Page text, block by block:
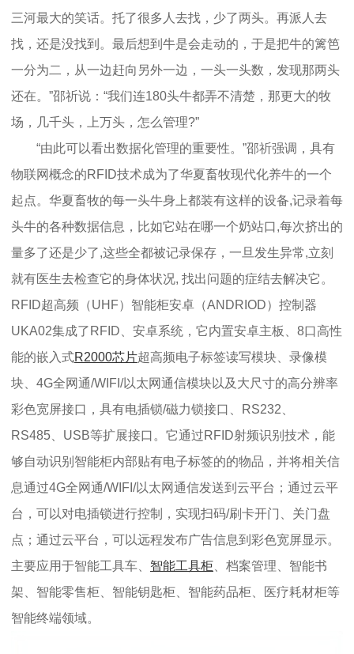
三河最大的笑话。托了很多人去找，少了两头。再派人去
找，还是没找到。最后想到牛是会走动的，于是把牛的篱笆
一分为二，从一边赶向另外一边，一头一头数，发现那两头
还在。”邵祈说：“我们连180头牛都弄不清楚，那更大的牧
场，几千头，上万头，怎么管理?”
“由此可以看出数据化管理的重要性。”邵祈强调，具有
物联网概念的RFID技术成为了华夏畜牧现代化养牛的一个
起点。华夏畜牧的每一头牛身上都装有这样的设备,记录着每
头牛的各种数据信息，比如它站在哪一个奶站口,每次挤出的
量多了还是少了,这些全都被记录保存，一旦发生异常,立刻
就有医生去检查它的身体状况, 找出问题的症结去解决它。
RFID超高频（UHF）智能柜安卓（ANDRIOD）控制器
UKA02集成了RFID、安卓系统，它内置安卓主板、8口高性
能的嵌入式R2000芯片超高频电子标签读写模块、录像模
块、4G全网通/WIFI/以太网通信模块以及大尺寸的高分辨率
彩色宽屏接口，具有电插锁/磁力锁接口、RS232、
RS485、USB等扩展接口。它通过RFID射频识别技术，能
够自动识别智能柜内部贴有电子标签的的物品，并将相关信
息通过4G全网通/WIFI/以太网通信发送到云平台；通过云平
台，可以对电插锁进行控制，实现扫码/刷卡开门、关门盘
点；通过云平台，可以远程发布广告信息到彩色宽屏显示。
主要应用于智能工具车、 智能工具柜 、档案管理、智能书
架、智能零售柜、智能钥匙柜、智能药品柜、医疗耗材柜等
智能终端领域。